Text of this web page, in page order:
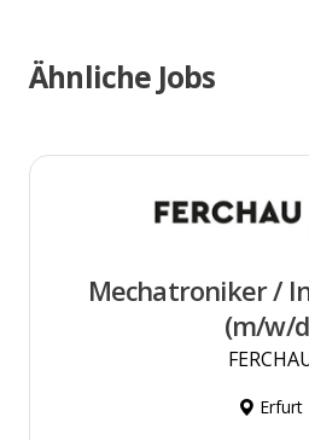
Ähnliche Jobs
Mechatroniker /
(m/w/
Erfurt